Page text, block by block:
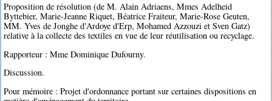
Proposition de résolution (de M. Alain Adriaens, Mmes Adelheid
Byttebier, Marie-Jeanne Riquet, Béatrice Fraiteur, Marie-Rose Geuten,
MM. Yves de Jonghe d'Ardoye d'Erp, Mohamed Azzouzi et Sven Gatz)
relative à la collecte des textiles en vue de leur réutilisation ou recyclage.
Rapporteur : Mme Dominique Dufourny.
Discussion.
Pour mémoire : Projet d'ordonnance portant sur certaines dispositions en